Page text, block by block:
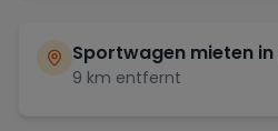
Sportwagen mieten in
9 km entfernt